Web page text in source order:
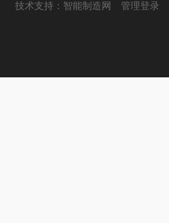
技术支持： 智能制造网 管理登录